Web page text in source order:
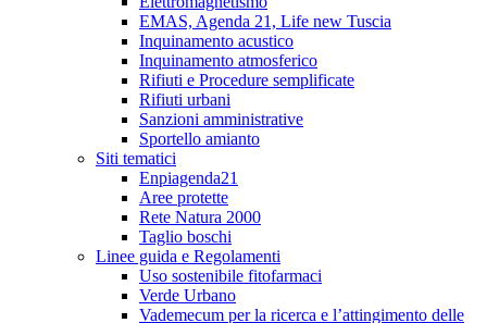
EMAS, Agenda 21, Life new Tuscia
Inquinamento acustico
Inquinamento atmosferico
Rifiuti e Procedure semplificate
Rifiuti urbani
Sanzioni amministrative
Sportello amianto
Siti tematici
Enpiagenda21
Aree protette
Rete Natura 2000
Taglio boschi
Linee guida e Regolamenti
Uso sostenibile fitofarmaci
Verde Urbano
Vademecum per la ricerca e l’attingimento delle